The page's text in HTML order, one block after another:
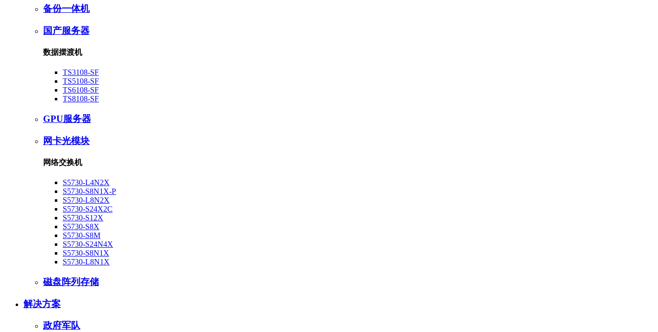
备份一体机
国产服务器
数据摆渡机
TS3108-SF
TS5108-SF
TS6108-SF
TS8108-SF
GPU服务器
网卡光模块
网络交换机
S5730-L4N2X
S5730-S8N1X-P
S5730-L8N2X
S5730-S24X2C
S5730-S12X
S5730-S8X
S5730-S8M
S5730-S24N4X
S5730-S8N1X
S5730-L8N1X
磁盘阵列存储
解决方案
政府军队